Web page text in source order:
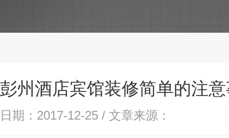
彭州酒店宾馆装修简单的注
日期：2017-12-25 / 文章来源：